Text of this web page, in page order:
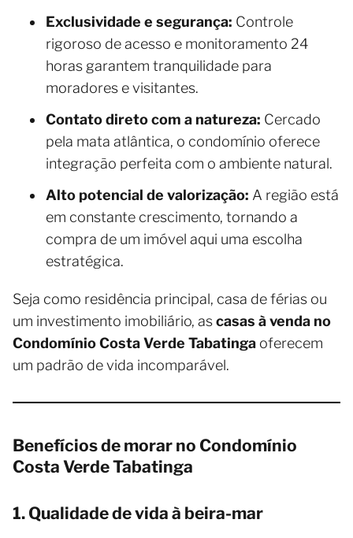
Exclusividade e segurança: Controle
rigoroso de acesso e monitoramento 24
horas garantem tranquilidade para
moradores e visitantes.
Contato direto com a natureza: Cercado
pela mata atlântica, o condomínio oferece
integração perfeita com o ambiente natural.
Alto potencial de valorização: A região está
em constante crescimento, tornando a
compra de um imóvel aqui uma escolha
estratégica.
Seja como residência principal, casa de férias ou
um investimento imobiliário, ascasas à venda no
Condomínio Costa Verde Tabatinga oferecem
um padrão de vida incomparável.
Benefícios de morar no Condomínio
Costa Verde Tabatinga
1. Qualidade de vida à beira-mar